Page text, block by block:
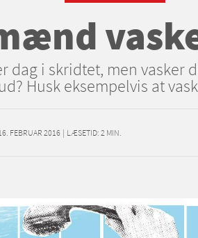
dag i skridtet, men
Husk eksempelvis at
FEBRUAR 2016 | LÆSETID: 2 MIN.